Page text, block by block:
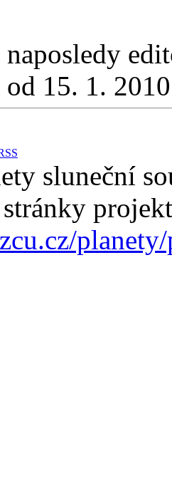
15. 1.
sluneční